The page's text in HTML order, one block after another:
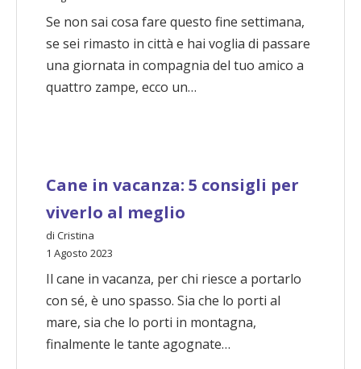
Se non sai cosa fare questo fine settimana,
se sei rimasto in città e hai voglia di passare
una giornata in compagnia del tuo amico a
quattro zampe, ecco un…
Cane in vacanza: 5 consigli per
viverlo al meglio
di Cristina
1 Agosto 2023
Il cane in vacanza, per chi riesce a portarlo
con sé, è uno spasso. Sia che lo porti al
mare, sia che lo porti in montagna,
finalmente le tante agognate…